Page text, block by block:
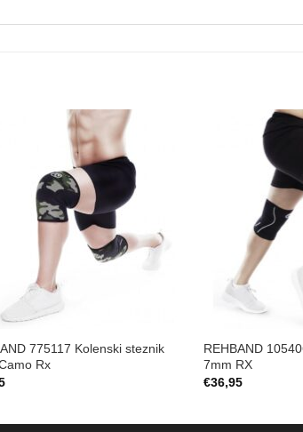
775117 Kolenski steznik
Rx
REHBAND
7mm RX
€36,95